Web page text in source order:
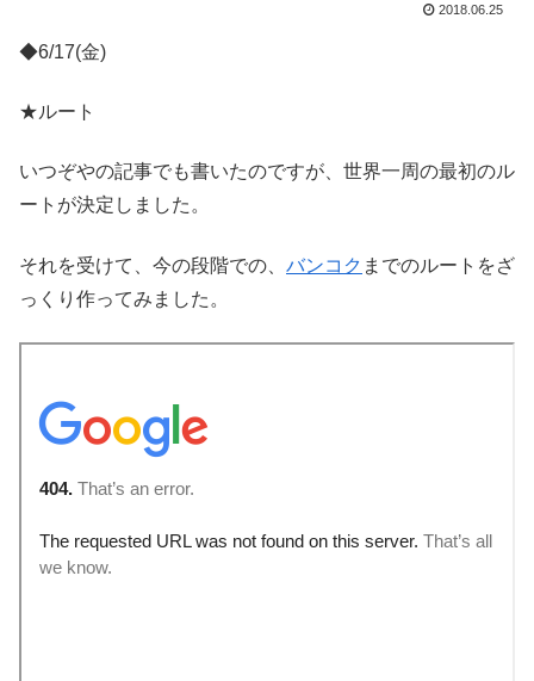
2018.06.25
◆6/17(金)
★ルート
いつぞやの記事でも書いたのですが、世界一周の最初のル
ートが決定しました。
それを受けて、今の段階での、 バンコク までのルートをざ
っくり作ってみました。